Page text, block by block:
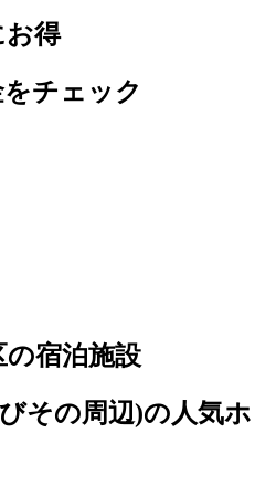
お得
チェック
宿泊施設
その周辺)の人気ホ